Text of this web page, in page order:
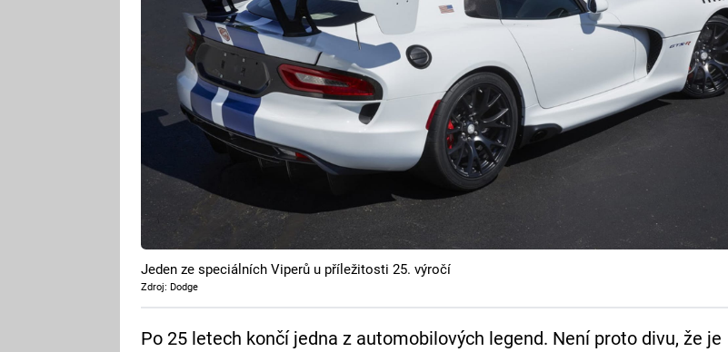
Jeden ze speciálních Viperů u příležitosti 25. výročí
Zdroj: Dodge
Po 25 letech končí jedna z automobilových legend. Není proto divu, že je